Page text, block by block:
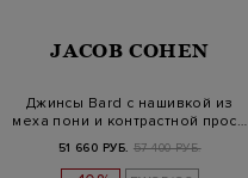
JACOB COHEN
Джинсы Bard с нашивкой из
меха пони и контрастной прос…
51 660 РУБ. 57 400 РУБ.